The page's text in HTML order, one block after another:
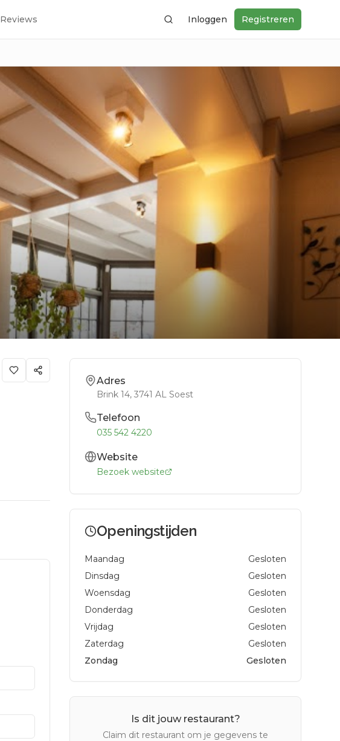
Reviews ZoekenInloggen Registreren
Adres
Brink 14, 3741 AL Soest
Telefoon
035 542 4220
Website
Bezoek website
Openingstijden
Maandag
Gesloten
Dinsdag
Gesloten
Woensdag
Gesloten
Donderdag
Gesloten
Vrijdag
Gesloten
Zaterdag
Gesloten
Zondag
Gesloten
Is dit jouw restaurant?
Claim dit restaurant om je gegevens te